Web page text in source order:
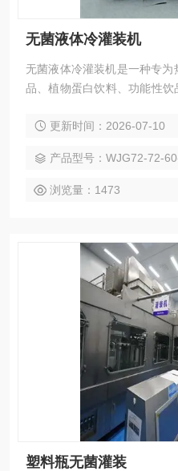
无菌液体冷灌装机
无菌液体冷灌装机是一种专为
品、植物蛋白饮料、功能性饮
分、色泽和风味。
更新时间：2026-07-10
产品型号：WJG72-72-
浏览量：1473
塑料瓶无菌灌装